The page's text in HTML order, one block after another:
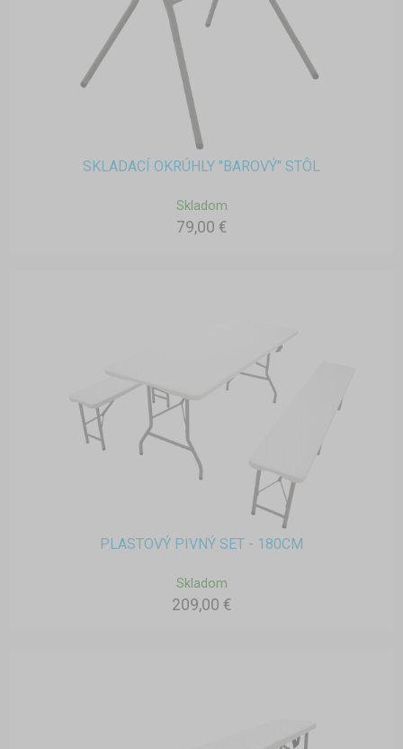
SKLADACÍ OKRÚHLY "BAROVÝ" STÔL
Skladom
79,00 €
PLASTOVÝ PIVNÝ SET - 180CM
Skladom
209,00 €